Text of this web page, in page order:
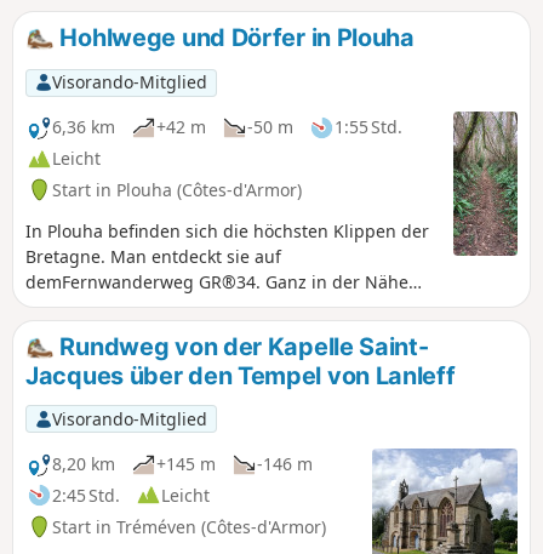
Hohlwege und Dörfer in Plouha
Visorando-Mitglied
6,36 km
+42 m -50 m
1:55 Std.
Leicht
Start in Plouha (Côtes-d'Armor)
In Plouha befinden sich die höchsten Klippen der
Bretagne. Man entdeckt sie auf
demFernwanderweg GR®34. Ganz in der Nähe
des Dorfes, ausgehend vom Stadtzentrum, führt
dieser kleine Rundweg auf seiner ersten Hälfte
über schöne, für das Goëlo typische Hohlwege
und durchquert dann einige Dörfer mit schönen
Steinhäusern. Auf der Strecke gibt es mehrere
Wegkreuze aus Granit.
Rundweg von der Kapelle Saint-
Jacques über den Tempel von Lanleff
Visorando-Mitglied
8,20 km
+145 m
-146 m
2:45 Std.
Leicht
Start in Tréméven (Côtes-d'Armor)